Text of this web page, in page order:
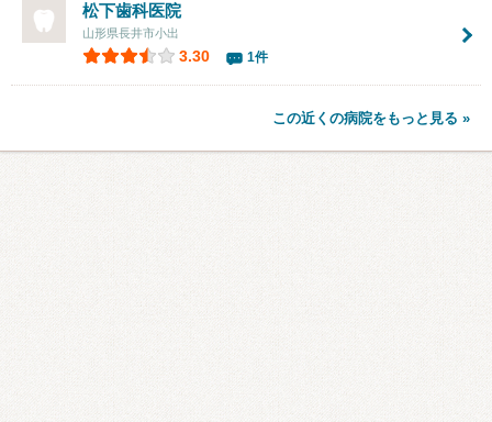
松下歯科医院
山形県長井市小出
3.30 1件
この近くの病院をもっと見る »